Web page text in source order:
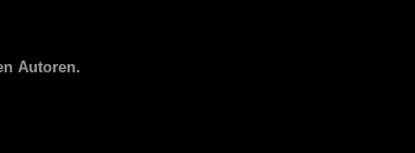
Autoren.